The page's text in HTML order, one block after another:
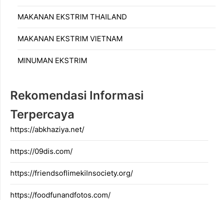
MAKANAN EKSTRIM THAILAND
MAKANAN EKSTRIM VIETNAM
MINUMAN EKSTRIM
Rekomendasi Informasi
Terpercaya
https://abkhaziya.net/
https://09dis.com/
https://friendsoflimekilnsociety.org/
https://foodfunandfotos.com/